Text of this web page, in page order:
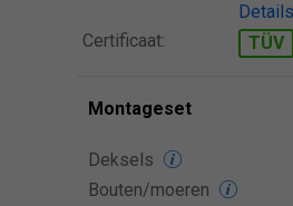
Details
Certificaat:
TÜV
Montageset
Deksels
Bouten/moeren